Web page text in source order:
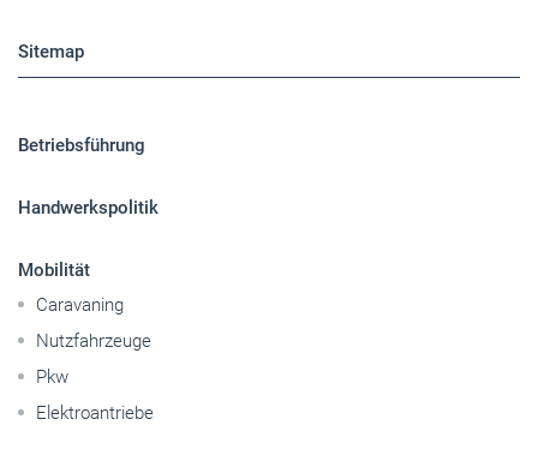
Sitemap
Betriebsführung
Handwerkspolitik
Mobilität
Caravaning
Nutzfahrzeuge
Pkw
Elektroantriebe